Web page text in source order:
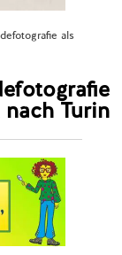
als
Turin